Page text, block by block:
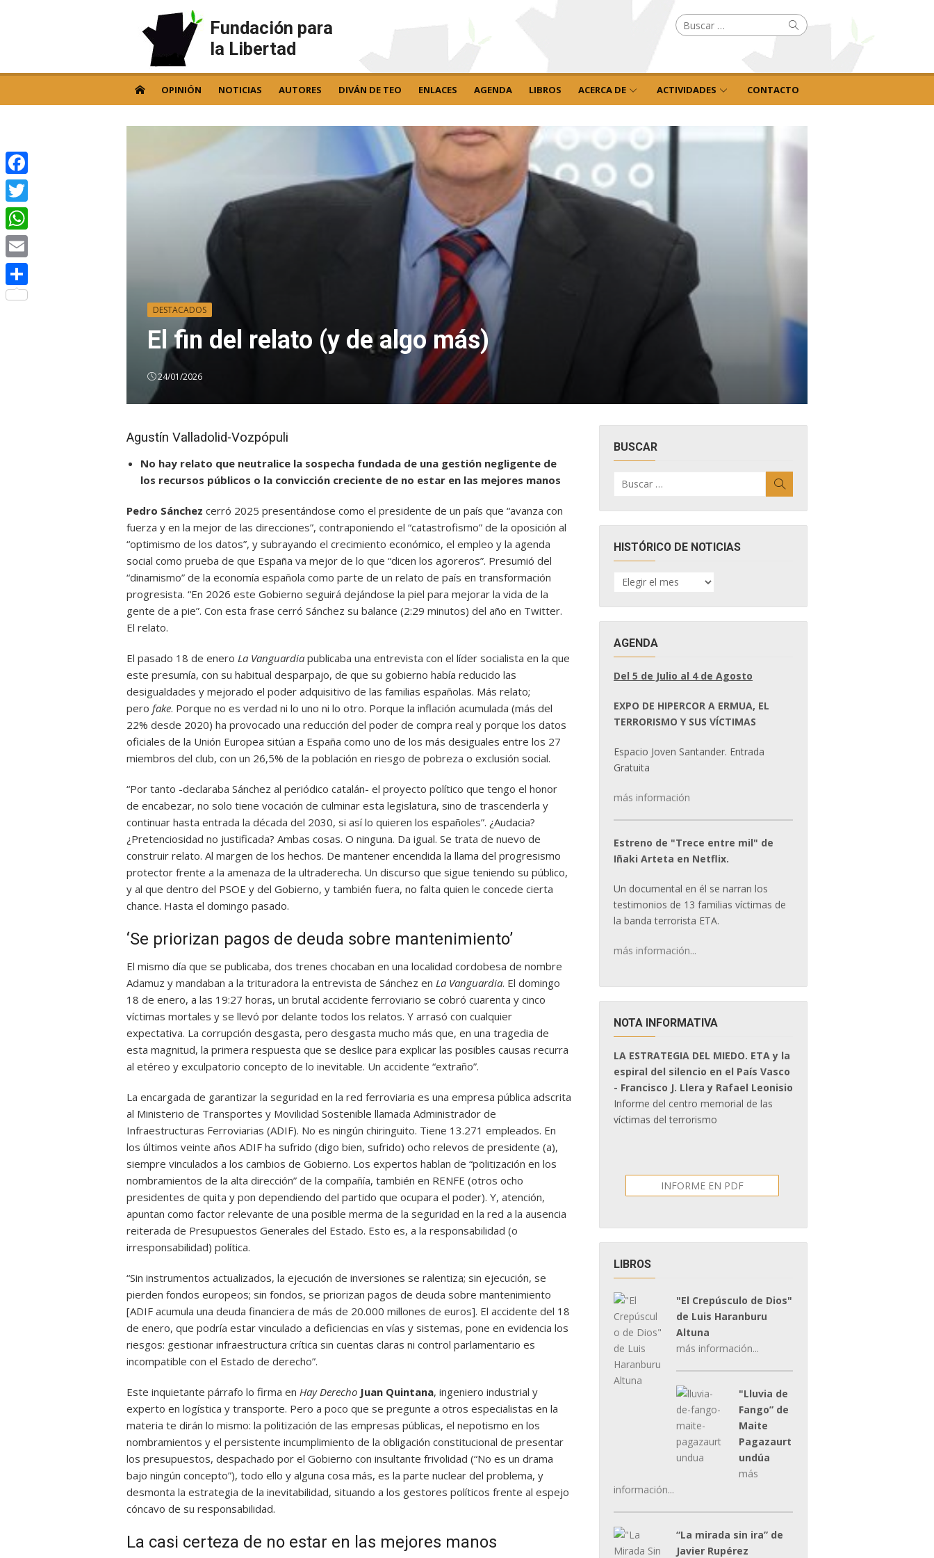
Fundación para
la Libertad
Buscar
por: Buscar
OPINIÓN NOTICIAS AUTORES DIVÁN DE TEO ENLACES AGENDA LIBROS ACERCA DE ACTIVIDADES CONTACTO
DESTACADOS
El fin del relato (y de algo más)
24/01/2026
Agustín Valladolid-Vozpópuli
No hay relato que neutralice la sospecha fundada de una gestión negligente de
los recursos públicos o la convicción creciente de no estar en las mejores manos
Pedro Sánchez cerró 2025 presentándose como el presidente de un país que “avanza con
fuerza y en la mejor de las direcciones”, contraponiendo el “catastrofismo” de la oposición al
“optimismo de los datos”, y subrayando el crecimiento económico, el empleo y la agenda
social como prueba de que España va mejor de lo que “dicen los agoreros”. Presumió del
“dinamismo” de la economía española como parte de un relato de país en transformación
progresista. “En 2026 este Gobierno seguirá dejándose la piel para mejorar la vida de la
gente de a pie”. Con esta frase cerró Sánchez su balance (2:29 minutos) del año en Twitter.
El relato.
El pasado 18 de enero La Vanguardia publicaba una entrevista con el líder socialista en la que
este presumía, con su habitual desparpajo, de que su gobierno había reducido las
desigualdades y mejorado el poder adquisitivo de las familias españolas. Más relato;
pero fake. Porque no es verdad ni lo uno ni lo otro. Porque la inflación acumulada (más del
22% desde 2020) ha provocado una reducción del poder de compra real y porque los datos
oficiales de la Unión Europea sitúan a España como uno de los más desiguales entre los 27
miembros del club, con un 26,5% de la población en riesgo de pobreza o exclusión social.
“Por tanto -declaraba Sánchez al periódico catalán- el proyecto político que tengo el honor
de encabezar, no solo tiene vocación de culminar esta legislatura, sino de trascenderla y
continuar hasta entrada la década del 2030, si así lo quieren los españoles”. ¿Audacia?
¿Pretenciosidad no justificada? Ambas cosas. O ninguna. Da igual. Se trata de nuevo de
construir relato. Al margen de los hechos. De mantener encendida la llama del progresismo
protector frente a la amenaza de la ultraderecha. Un discurso que sigue teniendo su público,
y al que dentro del PSOE y del Gobierno, y también fuera, no falta quien le concede cierta
chance. Hasta el domingo pasado.
‘Se priorizan pagos de deuda sobre mantenimiento’
El mismo día que se publicaba, dos trenes chocaban en una localidad cordobesa de nombre
Adamuz y mandaban a la trituradora la entrevista de Sánchez en La Vanguardia. El domingo
18 de enero, a las 19:27 horas, un brutal accidente ferroviario se cobró cuarenta y cinco
víctimas mortales y se llevó por delante todos los relatos. Y arrasó con cualquier
expectativa. La corrupción desgasta, pero desgasta mucho más que, en una tragedia de
esta magnitud, la primera respuesta que se deslice para explicar las posibles causas recurra
al etéreo y exculpatorio concepto de lo inevitable. Un accidente “extraño”.
La encargada de garantizar la seguridad en la red ferroviaria es una empresa pública adscrita
al Ministerio de Transportes y Movilidad Sostenible llamada Administrador de
Infraestructuras Ferroviarias (ADIF). No es ningún chiringuito. Tiene 13.271 empleados. En
los últimos veinte años ADIF ha sufrido (digo bien, sufrido) ocho relevos de presidente (a),
siempre vinculados a los cambios de Gobierno. Los expertos hablan de “politización en los
nombramientos de la alta dirección” de la compañía, también en RENFE (otros ocho
presidentes de quita y pon dependiendo del partido que ocupara el poder). Y, atención,
apuntan como factor relevante de una posible merma de la seguridad en la red a la ausencia
reiterada de Presupuestos Generales del Estado. Esto es, a la responsabilidad (o
irresponsabilidad) política.
“Sin instrumentos actualizados, la ejecución de inversiones se ralentiza; sin ejecución, se
pierden fondos europeos; sin fondos, se priorizan pagos de deuda sobre mantenimiento
[ADIF acumula una deuda financiera de más de 20.000 millones de euros]. El accidente del 18
de enero, que podría estar vinculado a deficiencias en vías y sistemas, pone en evidencia los
riesgos: gestionar infraestructura crítica sin cuentas claras ni control parlamentario es
incompatible con el Estado de derecho”.
Este inquietante párrafo lo firma en Hay Derecho Juan Quintana, ingeniero industrial y
experto en logística y transporte. Pero a poco que se pregunte a otros especialistas en la
materia te dirán lo mismo: la politización de las empresas públicas, el nepotismo en los
nombramientos y el persistente incumplimiento de la obligación constitucional de presentar
los presupuestos, despachado por el Gobierno con insultante frivolidad (“No es un drama
bajo ningún concepto”), todo ello y alguna cosa más, es la parte nuclear del problema, y
desmonta la estrategia de la inevitabilidad, situando a los gestores políticos frente al espejo
cóncavo de su responsabilidad.
La casi certeza de no estar en las mejores manos
BUSCAR
por:
HISTÓRICO DE NOTICIAS
HISTÓRICO
DE
AGENDA
Del 5 de Julio al 4 de Agosto
EXPO DE HIPERCOR A ERMUA, EL
TERRORISMO Y SUS VÍCTIMAS
Espacio Joven Santander. Entrada
Gratuita
más información
Estreno de "Trece entre mil" de
Iñaki Arteta en Netflix.
Un documental en él se narran los
testimonios de 13 familias víctimas de
la banda terrorista ETA.
más información...
NOTA INFORMATIVA
LA ESTRATEGIA DEL MIEDO. ETA y la
espiral del silencio en el País Vasco
- Francisco J. Llera y Rafael Leonisio
Informe del centro memorial de las
víctimas del terrorismo
INFORME EN PDF
LIBROS
"El Crepúsculo de Dios"
de Luis Haranburu
Altuna
más información...
"Lluvia de
Fango” de
Maite
Pagazaurt
undúa
más
información...
“La mirada sin ira” de
Javier Rupérez
Facebook
Twitter
WhatsApp
Email
Compartir